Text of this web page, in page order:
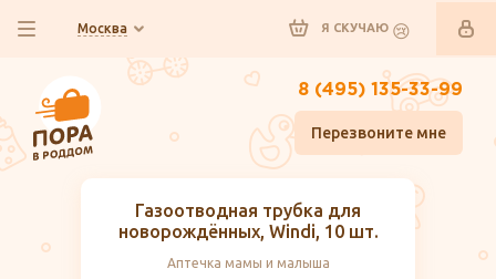
Москва Я СКУЧАЮ
8 (495) 135-33-99
Перезвоните мне
Газоотводная трубка для
новорождённых, Windi, 10 шт.
Аптечка мамы и малыша